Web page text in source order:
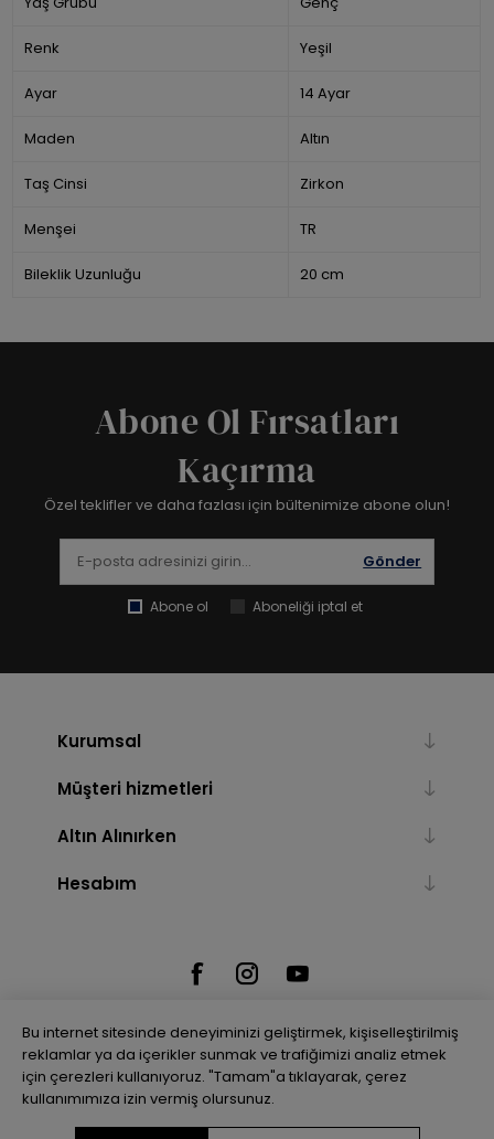
Renk Yeşil
Ayar 14 Ayar
Maden Altın
Taş Cinsi Zirkon
Menşei TR
Bileklik Uzunluğu 20 cm
Abone Ol Fırsatları
Kaçırma
Özel teklifler ve daha fazlası için bültenimize abone olun!
Gönder
Abone ol Aboneliği iptal et
Kurumsal
Müşteri hizmetleri
Altın Alınırken
Hesabım
Powered bynopCommerce
Bu internet sitesinde deneyiminizi geliştirmek, kişiselleştirilmiş
reklamlar ya da içerikler sunmak ve trafiğimizi analiz etmek
için çerezleri kullanıyoruz. "Tamam"a tıklayarak, çerez
kullanımımıza izin vermiş olursunuz.